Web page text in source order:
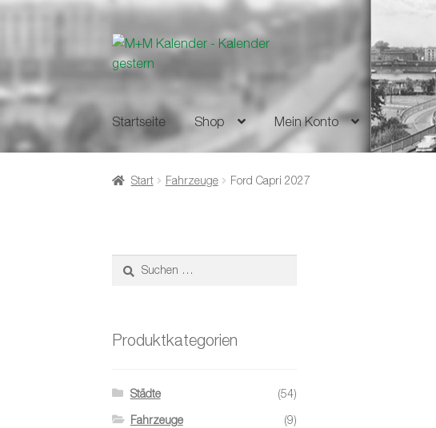
Zur
Navigation
springen
Zum
Inhalt
springen
Startseite Shop Mein Konto
Start Fahrzeuge Ford Capri 2027
Suchen
nach:
Produktkategorien
Städte
(54)
Fahrzeuge
(9)